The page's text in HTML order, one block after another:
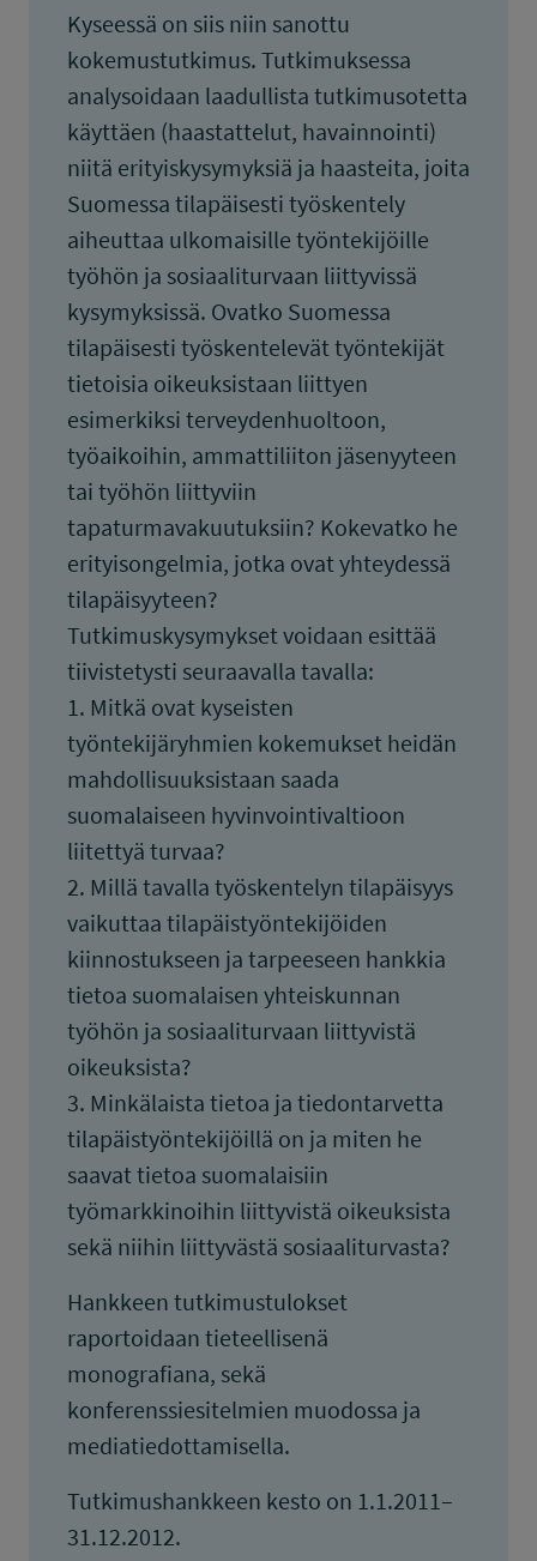
Kyseessä on siis niin sanottu
kokemustutkimus. Tutkimuksessa
analysoidaan laadullista tutkimusotetta
käyttäen (haastattelut, havainnointi)
niitä erityiskysymyksiä ja haasteita, joita
Suomessa tilapäisesti työskentely
aiheuttaa ulkomaisille työntekijöille
työhön ja sosiaaliturvaan liittyvissä
kysymyksissä. Ovatko Suomessa
tilapäisesti työskentelevät työntekijät
tietoisia oikeuksistaan liittyen
esimerkiksi terveydenhuoltoon,
työaikoihin, ammattiliiton jäsenyyteen
tai työhön liittyviin
tapaturmavakuutuksiin? Kokevatko he
erityisongelmia, jotka ovat yhteydessä
tilapäisyyteen?
Tutkimuskysymykset voidaan esittää
tiivistetysti seuraavalla tavalla:
1. Mitkä ovat kyseisten
työntekijäryhmien kokemukset heidän
mahdollisuuksistaan saada
suomalaiseen hyvinvointivaltioon
liitettyä turvaa?
2. Millä tavalla työskentelyn tilapäisyys
vaikuttaa tilapäistyöntekijöiden
kiinnostukseen ja tarpeeseen hankkia
tietoa suomalaisen yhteiskunnan
työhön ja sosiaaliturvaan liittyvistä
oikeuksista?
3. Minkälaista tietoa ja tiedontarvetta
tilapäistyöntekijöillä on ja miten he
saavat tietoa suomalaisiin
työmarkkinoihin liittyvistä oikeuksista
sekä niihin liittyvästä sosiaaliturvasta?
Hankkeen tutkimustulokset
raportoidaan tieteellisenä
monografiana, sekä
konferenssiesitelmien muodossa ja
mediatiedottamisella.
Tutkimushankkeen kesto on 1.1.2011–
31.12.2012.